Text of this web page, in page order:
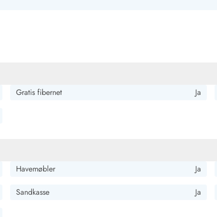
stor bruser, endda med hylde, og persiennerne er alle
Gratis fibernet Ja
Havemøbler Ja
Sandkasse Ja